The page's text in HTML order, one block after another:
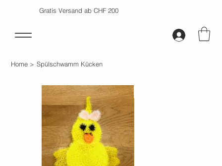
Gratis Versand ab CHF 200
Home > Spülschwamm Kücken